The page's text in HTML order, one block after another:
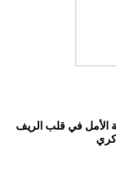
الأمل في قلب الريف
كري